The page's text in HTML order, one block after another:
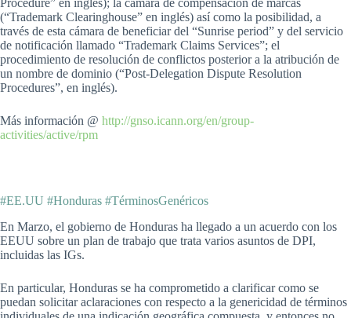
(“Trademark Clearinghouse” en inglés) así como la posibilidad, a
través de esta cámara de beneficiar del “Sunrise period” y del servicio
de notificación llamado “Trademark Claims Services”; el
procedimiento de resolución de conflictos posterior a la atribución de
un nombre de dominio (“Post-Delegation Dispute Resolution
Procedures”, en inglés).
Más información @ http://gnso.icann.org/en/group-
activities/active/rpm
#EE.UU #Honduras #TérminosGenéricos
En Marzo, el gobierno de Honduras ha llegado a un acuerdo con los
EEUU sobre un plan de trabajo que trata varios asuntos de DPI,
incluidas las IGs.
En particular, Honduras se ha comprometido a clarificar como se
puedan solicitar aclaraciones con respecto a la genericidad de términos